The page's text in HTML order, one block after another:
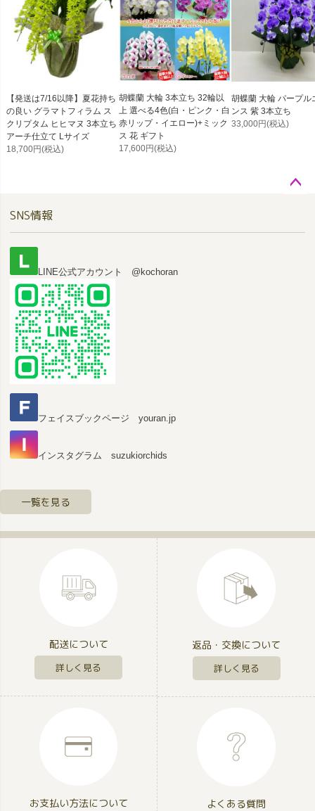
【発送は7/16以降】夏花持ち
の良い グラマトフィラム ス
クリプタム ヒヒマヌ 3本立ち
アーチ仕立て Lサイズ
18,700円(税込)
胡蝶蘭 大輪 3本立ち 32輪以
上 選べる4色(白・ピンク・白
赤リップ・イエロー)+ミック
ス 花 ギフト
17,600円(税込)
胡蝶蘭 大輪 パープル
ンス 紫 3本立ち
33,000円(税込)
ップ
SNS情報
LINE公式アカウント @kochoran
フェイスブックページ youran.jp
インスタグラム suzukiorchids
一覧を見る
配送について
詳しく見る
返品・交換について
詳しく見る
お支払い方法について よくある質問